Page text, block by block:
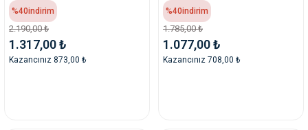
%40indirim
2.190,00 ₺
1.317,00 ₺
Kazancınız 873,00 ₺
%40indirim
1.785,00 ₺
1.077,00 ₺
Kazancınız 708,00 ₺